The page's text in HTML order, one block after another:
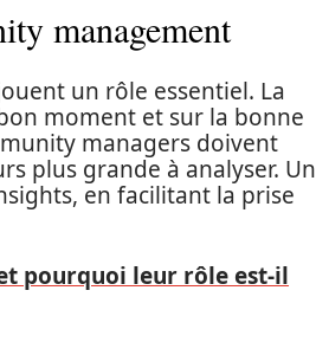
management
un rôle essentiel. La
moment et sur la bonne
managers doivent
plus grande à analyser. Un
en facilitant la prise
pourquoi leur rôle est-il